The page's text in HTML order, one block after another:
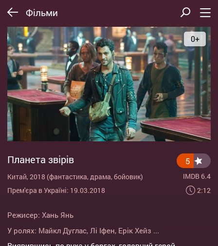
Фільми
0+
Планета звірів
Китай, 2018 (фантастика, драма, бойовик)
Прем'єра в Україні: 19.03.2018
5
IMDB 6.4
2:12
Режисер: Хань Янь
У ролях: Майкл Дуглас, Лі Іфен, Ерік Хейз ...